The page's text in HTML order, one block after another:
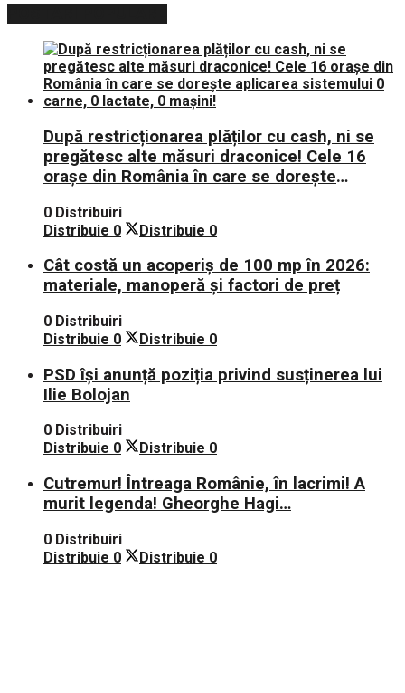
După restricționarea plăților cu cash, ni se
pregătesc alte măsuri draconice! Cele 16
orașe din România în care se dorește
mașini!
0 Distribuiri
Distribuie 0 Distribuie 0
Cât costă un acoperiș de 100 mp în 2026:
materiale, manoperă și factori de preț
0 Distribuiri
Distribuie 0 Distribuie 0
PSD își anunță poziția privind susținerea lui
Ilie Bolojan
0 Distribuiri
Distribuie 0 Distribuie 0
Cutremur! Întreaga Românie, în lacrimi! A
murit legenda! Gheorghe Hagi…
0 Distribuiri
Distribuie 0 Distribuie 0